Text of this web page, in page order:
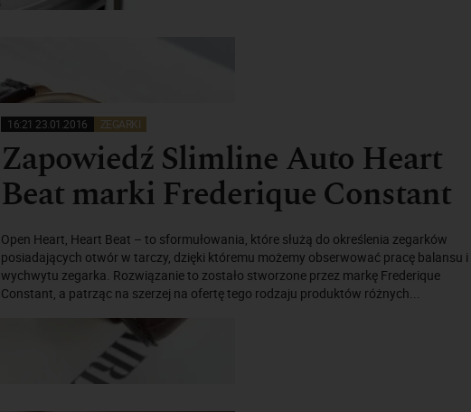
16:21 23.01.2016 ZEGARKI
Zapowiedź Slimline Auto Heart
Beat marki Frederique Constant
Open Heart, Heart Beat – to sformułowania, które służą do określenia zegarków
posiadających otwór w tarczy, dzięki któremu możemy obserwować pracę balansu i
wychwytu zegarka. Rozwiązanie to zostało stworzone przez markę Frederique
Constant, a patrząc na szerzej na ofertę tego rodzaju produktów różnych...